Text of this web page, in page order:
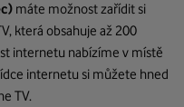
máte možnost zařídit si
která obsahuje až 200
internetu nabízíme v místě
internetu si můžete hned
TV.